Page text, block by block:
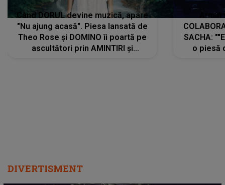
Când DORUL devine muzică, apare
"Nu ajung acasă". Piesa lansată de
Theo Rose și DOMINO îi poartă pe
ascultători prin AMINTIRI și
SACHA:
o piesă
DIVERTISMENT